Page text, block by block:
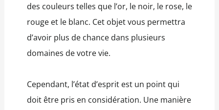
des couleurs telles que l’or, le noir, le rose, le
rouge et le blanc. Cet objet vous permettra
d’avoir plus de chance dans plusieurs
domaines de votre vie.
Cependant, l’état d’esprit est un point qui
doit être pris en considération. Une manière